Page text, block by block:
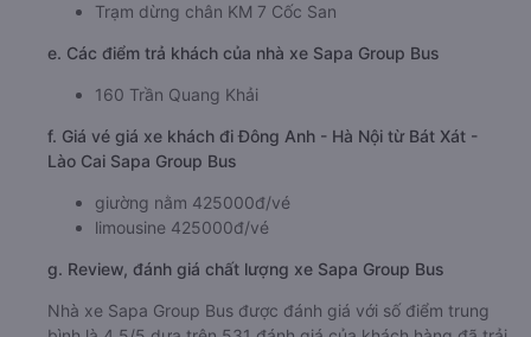
Trạm dừng chân KM 7 Cốc San
e. Các điểm trả khách của nhà xe Sapa Group Bus
160 Trần Quang Khải
f. Giá vé giá xe khách đi Đông Anh - Hà Nội từ Bát Xát -
Lào Cai Sapa Group Bus
giường nằm 425000đ/vé
limousine 425000đ/vé
g. Review, đánh giá chất lượng xe Sapa Group Bus
Nhà xe Sapa Group Bus được đánh giá với số điểm trung